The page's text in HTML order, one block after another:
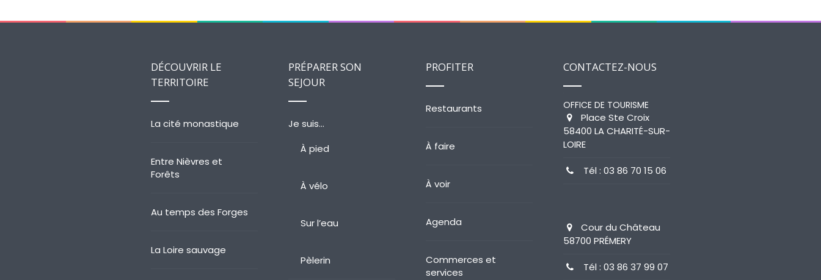
DÉCOUVRIR LE
TERRITOIRE
La cité monastique
Entre Nièvres et
Forêts
Au temps des Forges
La Loire sauvage
PRÉPARER SON
SEJOUR
Je suis…
À pied
À vélo
Sur l’eau
Pèlerin
PROFITER
Restaurants
À faire
À voir
Agenda
Commerces et
services
CONTACTEZ-NOUS
OFFICE DE TOURISME
Place Ste Croix
58400 LA CHARITÉ-SUR-
LOIRE
Tél : 03 86 70 15 06
Cour du Château
58700 PRÉMERY
Tél : 03 86 37 99 07